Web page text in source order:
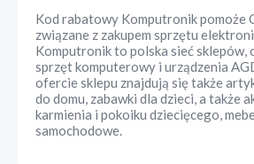
Kod rabatowy Komputronik pomoże
związane z zakupem sprzętu
Komputronik to polska sieć sklepów,
sprzęt komputerowy i urządzenia
ofercie sklepu znajdują się także
do domu, zabawki dla dzieci, a także
karmienia i pokoiku dziecięcego,
samochodowe.